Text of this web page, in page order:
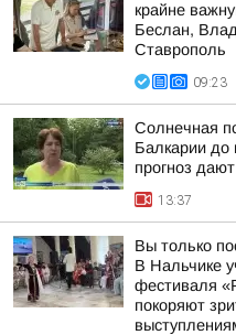
крайне
Беслан,
Ставрополь
09:23
Солнечная
Балкарии до
прогноз
13:37
Вы только
В Нальчике
фестиваля
покоряют